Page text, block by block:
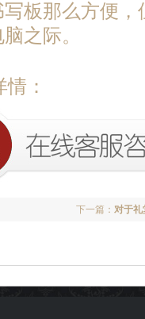
板那么方便
之际。
：
下一篇： 对于礼